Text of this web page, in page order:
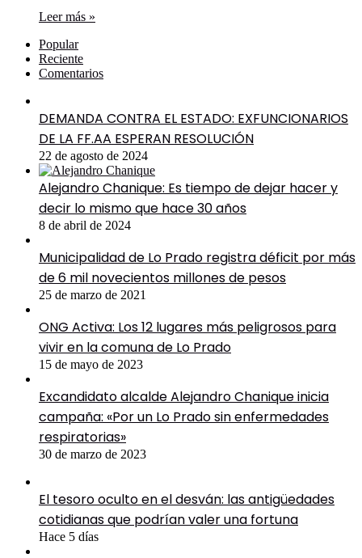
Leer más »
Popular
Reciente
Comentarios
DEMANDA CONTRA EL ESTADO: EXFUNCIONARIOS
DE LA FF.AA ESPERAN RESOLUCIÓN
22 de agosto de 2024
Alejandro Chanique: Es tiempo de dejar hacer y
decir lo mismo que hace 30 años
8 de abril de 2024
Municipalidad de Lo Prado registra déficit por más
de 6 mil novecientos millones de pesos
25 de marzo de 2021
ONG Activa: Los 12 lugares más peligrosos para
vivir en la comuna de Lo Prado
15 de mayo de 2023
Excandidato alcalde Alejandro Chanique inicia
campaña: «Por un Lo Prado sin enfermedades
respiratorias»
30 de marzo de 2023
El tesoro oculto en el desván: las antigüedades
cotidianas que podrían valer una fortuna
Hace 5 días